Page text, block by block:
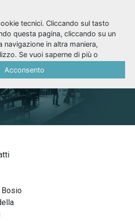
(1958/59)
Bosio
tecnici. Cliccando sul tasto
questa pagina, cliccando su un
navigazione in altra maniera,
Se vuoi saperne di più o
Acconsento